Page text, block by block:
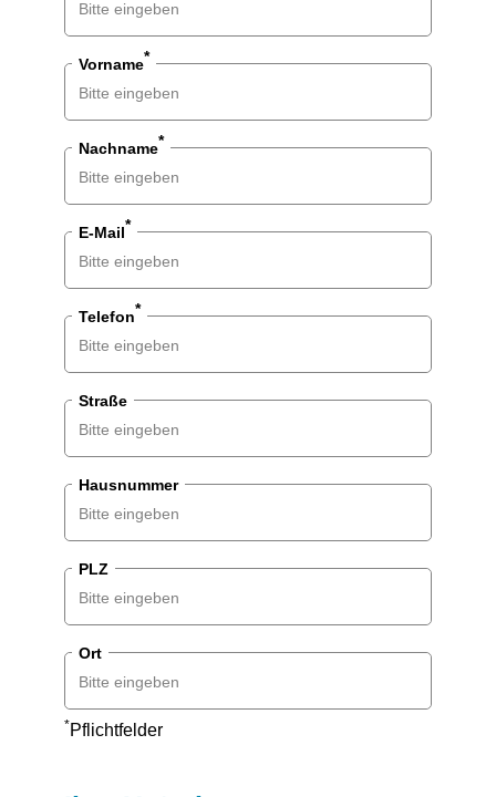
Vorname*
Nachname*
E-Mail*
Telefon*
Straße
Hausnummer
PLZ
Ort
*Pflichtfelder